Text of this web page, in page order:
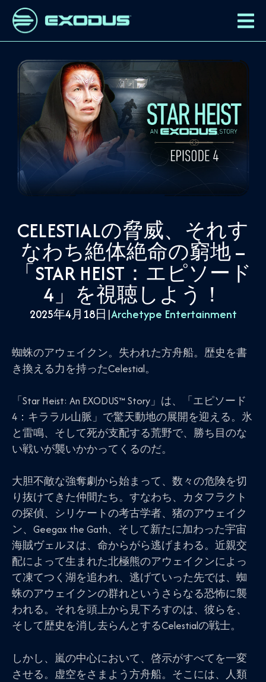
CELESTIALの脅威、それす
なわち絶体絶命の窮地 –
「STAR HEIST：エピソード
4」を視聴しよう！
2025年4月18日 |Archetype Entertainment
蜘蛛のアウェイクン。失われた方舟船。歴史を書
き換える力を持ったCelestial。
「Star Heist: An EXODUS™ Story」は、「エピソード
4：キララル山脈」で驚天動地の展開を迎える。氷
と雷鳴、そして死が支配する荒野で、勝ち目のな
い戦いが襲いかかってくるのだ。
大胆不敵な強奪劇から始まって、数々の危険を切
り抜けてきた仲間たち。すなわち、カタフラクト
の探偵、シリケートの考古学者、猪のアウェイク
ン、Geegax the Gath、そして新たに加わった宇宙
海賊ヴェルヌは、命からがら逃げまわる。近親交
配によって生まれた北極熊のアウェイクンによっ
て凍てつく湖を追われ、逃げていった先では、蜘
蛛のアウェイクンの群れというさらなる恐怖に襲
われる。それを頭上から見下ろすのは、彼らを、
そして歴史を消し去らんとするCelestialの戦士。
しかし、嵐の中心において、啓示がすべてを一変
させる。虚空をさまよう方舟船。そこには、人類